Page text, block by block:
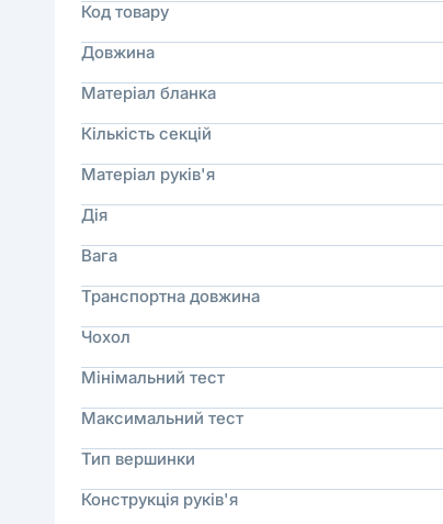
Код товару
Довжина
Матеріал бланка
Кількість секцій
Матеріал руків'я
Дія
Вага
Транспортна довжина
Чохол
Мінімальний тест
Максимальний тест
Тип вершинки
Конструкція руків'я